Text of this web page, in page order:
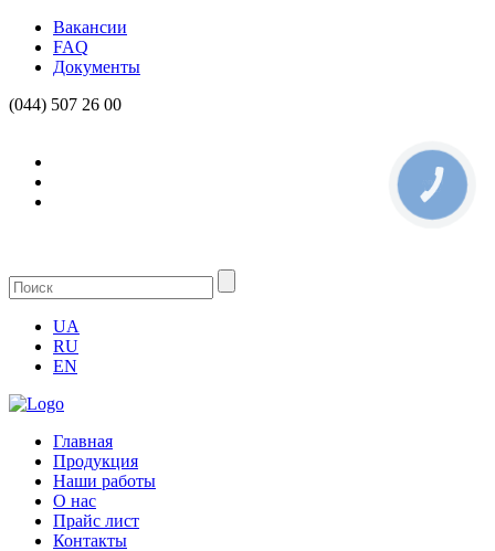
Вакансии
FAQ
Документы
(044) 507 26 00
UA
RU
EN
Главная
Продукция
Наши работы
О нас
Прайс лист
Контакты
КНОПКА
СВЯЗИ